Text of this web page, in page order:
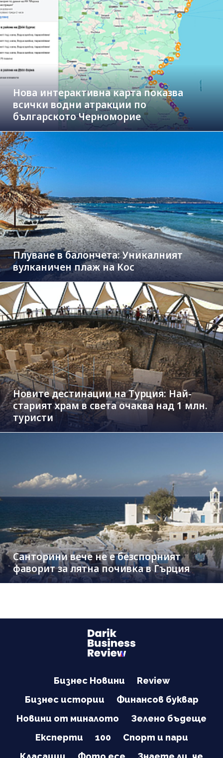
Нова интерактивна карта показва
всички водни атракции по
българското Черноморие
Плуване в балончета: Уникалният
вулканичен плаж на Кос
Новите дестинации на Турция: Най-
старият храм в света очаква над 1 млн.
туристи
Санторини вече не е безспорният
фаворит за лятна почивка в Гърция
Бизнес Новини
Review
Бизнес истории
Финансов буквар
Новини от миналото
Зелено бъдеще
Експерти
100
Спорт и пари